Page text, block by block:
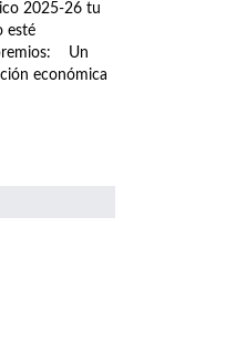
2025-26 tu
esté
premios: Un
económica